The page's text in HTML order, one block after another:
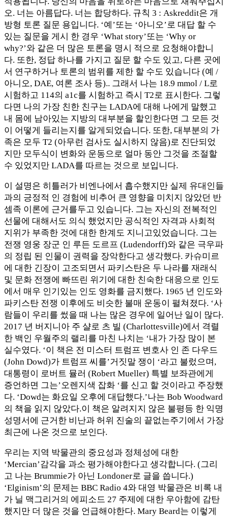
오. 너는 아름답다. 너는 합당하다. 규칙 3 : Askreddit은 개
방형 토론 질문 용입니다. ‘예’또는 ‘아니오’로 대답 할 수
있는 질문을 게시 한 경우 ‘What story’또는 ‘Why or
why?’와 같은 더 많은 토론을 명시 적으로 요청해야합니
다. 또한, 정답 하나를 가지고 질문 할 수도 있고, 다른 곳에
서 연구하거나 토론의 범위를 제한 할 수도 있습니다 (예 /
아니오, DAE, 여론 조사 등).. 그래서 나는 18.9 mmol / L로
시험하고 114의 a1c를 시험하고 즉시 T2로 표시한다. 그렇
다면 나의 가장 친한 친구는 LADA에 대해 나에게 말했고
내 몸에 남아있는 지방의 대부분을 할인한다면 그 모든 것
이 어떻게 들리는지를 알게되었습니다. 또한, 대부분의 가
족은 모두 T2 (아무런 검사도 실시하지 않음)로 진단되었
지만 모두식이 변화와 운동으로 얼마 동안 그것을 조절할
수 있었지만 LADA를 따르는 것으로 보입니다.
이 설명은 히틀러가 비엔나에서 흡수했지만 실제 유대인들
과의 긍정적 인 경험에 비추어 큰 영향을 미치지 않았던 반
셈족 이론에 근거를두고 있습니다. 그는 자신의 전복적인
선물에 대해서도 의식 했었지만 공식적인 자격과 사회적
지위가 부족한 것에 대한 한계도 지니고있었습니다. 그는
전쟁 영웅 장군 인 루든 도르프 (Ludendorff)와 같은 극우파
의 정립 된 인물이 권력을 장악한다고 생각했다. 카슈미르
에 대한 긴장이 고조되면서 파키스탄은 두 나라를 재래식
및 문화 전쟁에 빠뜨린 위기에 대한 친숙한 대응으로 인도
에서 매우 인기있는 인도 영화를 금지했다. 1965 년 인도와
파키스탄 전쟁 이후에도 비슷한 불매 운동이 펼쳐졌다. ‘사
람들이 우리를 썼을 때 나는 많은 경우에 일어난 일이 많다.
2017 년 버지니아 주 샬로 츠 빌 (Charlottesville)에서 격렬
한 백인 우월주의 랠리를 마친 나치는 ‘내가 가장 많이 본
실수였다. ‘이 책은 전 미스터 트럼프 변호사 인 존 다우드
(John Dowd)가 트럼프 씨를’거짓말 쟁이 ‘라고 불렀으며,
대통령이 로버트 뮬러 (Robert Mueller) 특별 보좌관에게
증언하면 그는’오렌지색 잡화 ‘를 신고 할 것이라고 주장했
다. ‘Dowd는 화요일 오후에 대답했다.’나는 Bob Woodward
의 책을 읽지 않았다.이 책은 알려지지 않은 불평등 한 익명
성명서에 근거한 비난과 허위 진술의 끝없는주기에서 가장
최근에 나온 것으로 보인다.
우리는 지역 박물관의 중요성과 정체성에 대한
‘Mercian’감각을 과소 평가해야한다고 생각합니다. (그리
고 나는 Brummie가 아닌 Londoner로 글을 씁니다.)
‘Elginism’의 문제는 BBC Radio 4와 대영 박물관은 비록 내
가 닐 맥그리거의 에피소드 27 주제에 대한 우아함에 감탄
했지만 더 많은 것을 언급해야한다. Mary Beard는 이렇게